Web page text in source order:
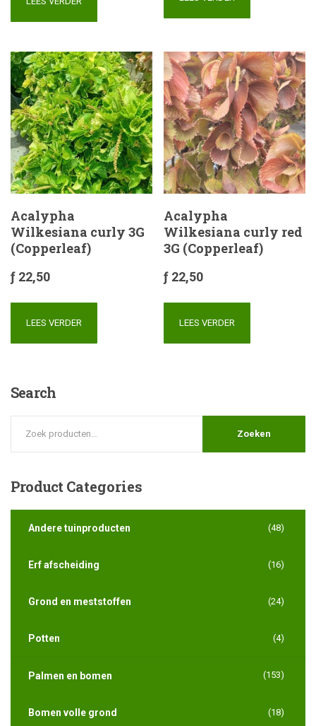
Acalypha
Wilkesiana curly 3G
(Copperleaf)
ƒ 22,50
LEES VERDER
Acalypha
Wilkesiana curly red
3G (Copperleaf)
ƒ 22,50
LEES VERDER
Search
Zoeken
Product Categories
Andere tuinproducten (48)
Erf afscheiding (16)
Grond en meststoffen (24)
Potten (4)
Palmen en bomen (153)
Bomen volle grond (18)